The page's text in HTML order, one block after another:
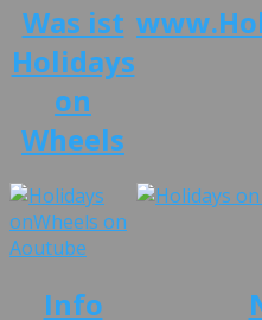
Was ist
Holidays
on
Wheels
Info